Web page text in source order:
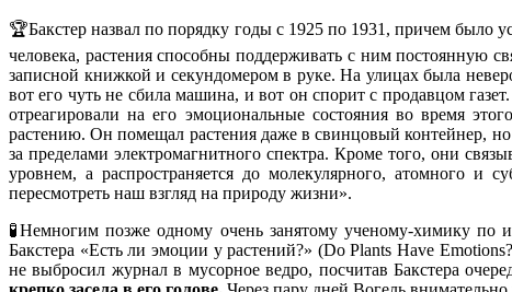
🏆Бакстер назвал по порядку годы с 1925 по 1931, причем было
человека, растения способны поддерживать с ним постоянную
записной книжкой и секундомером в руке. На улицах была
вот его чуть не сбила машина, и вот он спорит с продавцом
отреагировали на его эмоциональные состояния во время
растению. Он помещал растения даже в свинцовый контейнер,
за пределами электромагнитного спектра. Кроме того, они
уровнем, а распространяется до молекулярного, атомного
пересмотреть наш взгляд на природу жизни».
🧪Немногим позже одному очень занятому ученому-химику
Бакстера «Есть ли эмоции у растений?» (Do Plants Have
не выбросил журнал в мусорное ведро, посчитав Бакстера